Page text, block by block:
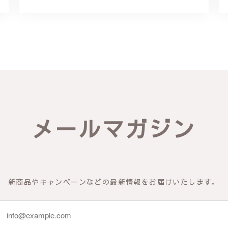
いただき、誠にありがとうございました。お客様にご満足いただけた
きるよう努めてまいりますので、どうぞ末永くご愛用ください。また
の梅の花が咲いているかのような繊細さ K145
着した商品を確認したところ、写真で得られるイメージを上回った
メールマガジン
新商品やキャンペーンなどの最新情報をお届けいたします。